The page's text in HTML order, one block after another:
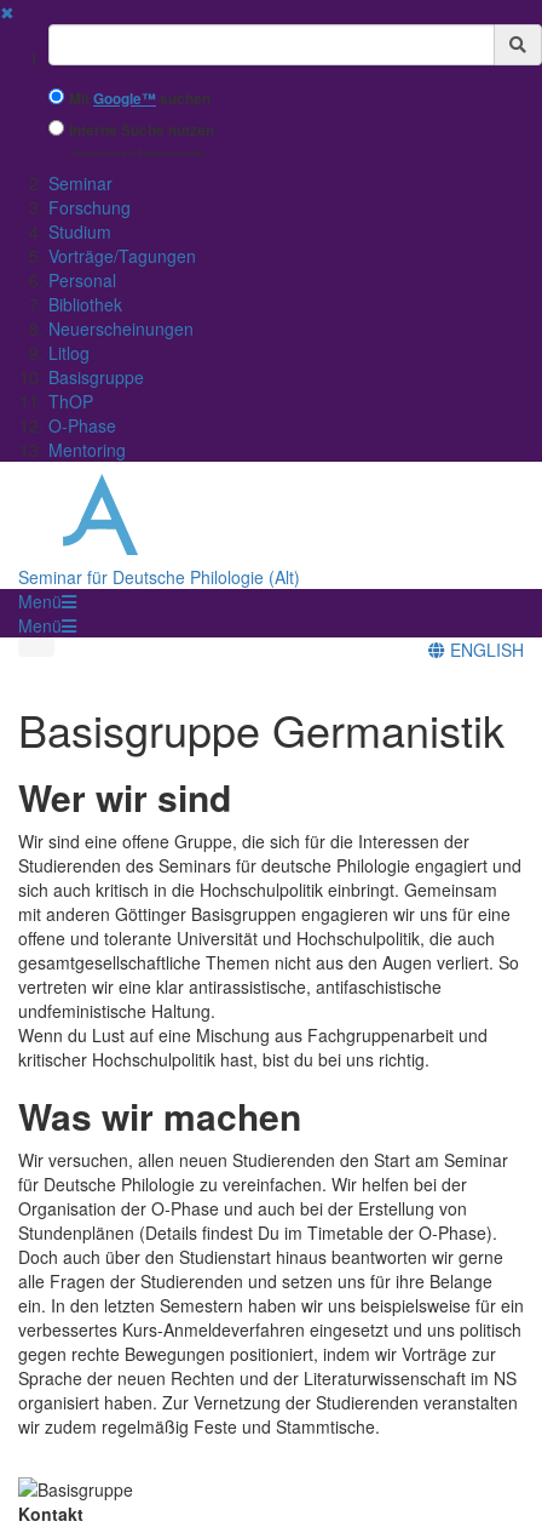
✖
Suchbegriff
MitGoogle™ suchen
Interne Suche nutzen
(eingeschränkte Ergebnisqualität)
Seminar
Forschung
Studium
Vorträge/Tagungen
Personal
Bibliothek
Neuerscheinungen
Litlog
Basisgruppe
ThOP
O-Phase
Mentoring
Seminar für Deutsche Philologie (Alt)
Menü
Menü
ENGLISH
Basisgruppe Germanistik
Wer wir sind
Wir sind eine offene Gruppe, die sich für die Interessen der
Studierenden des Seminars für deutsche Philologie engagiert und
sich auch kritisch in die Hochschulpolitik einbringt. Gemeinsam
mit anderen Göttinger Basisgruppen engagieren wir uns für eine
offene und tolerante Universität und Hochschulpolitik, die auch
gesamtgesellschaftliche Themen nicht aus den Augen verliert. So
vertreten wir eine klar antirassistische, antifaschistische
undfeministische Haltung.
Wenn du Lust auf eine Mischung aus Fachgruppenarbeit und
kritischer Hochschulpolitik hast, bist du bei uns richtig.
Was wir machen
Wir versuchen, allen neuen Studierenden den Start am Seminar
für Deutsche Philologie zu vereinfachen. Wir helfen bei der
Organisation der O-Phase und auch bei der Erstellung von
Stundenplänen (Details findest Du im Timetable der O-Phase).
Doch auch über den Studienstart hinaus beantworten wir gerne
alle Fragen der Studierenden und setzen uns für ihre Belange
ein. In den letzten Semestern haben wir uns beispielsweise für ein
verbessertes Kurs-Anmeldeverfahren eingesetzt und uns politisch
gegen rechte Bewegungen positioniert, indem wir Vorträge zur
Sprache der neuen Rechten und der Literaturwissenschaft im NS
organisiert haben. Zur Vernetzung der Studierenden veranstalten
wir zudem regelmäßig Feste und Stammtische.
Kontakt